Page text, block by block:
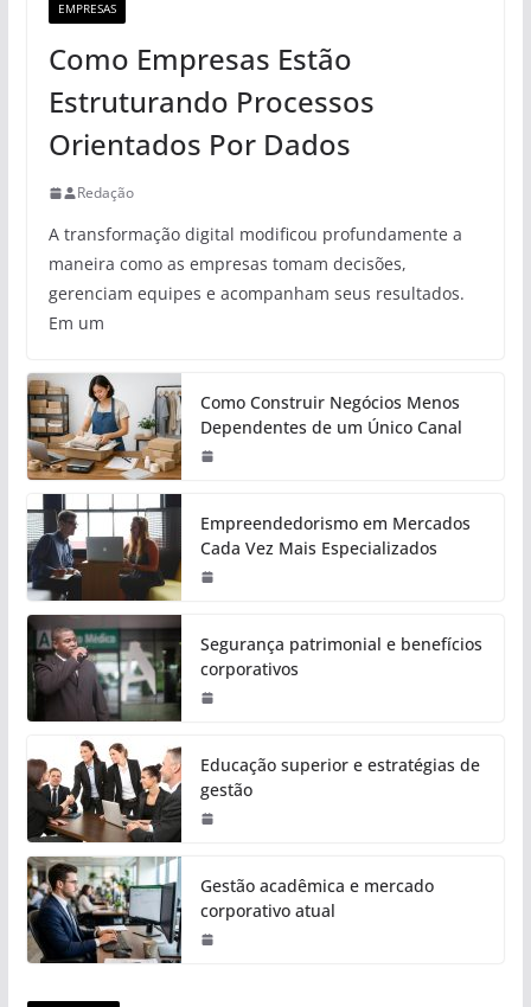
EMPRESAS
Como Empresas Estão
Estruturando Processos
Orientados Por Dados
Redação
A transformação digital modificou profundamente a
maneira como as empresas tomam decisões,
gerenciam equipes e acompanham seus resultados.
Em um
Como Construir Negócios Menos
Dependentes de um Único Canal
Empreendedorismo em Mercados
Cada Vez Mais Especializados
Segurança patrimonial e benefícios
corporativos
Educação superior e estratégias de
gestão
Gestão acadêmica e mercado
corporativo atual